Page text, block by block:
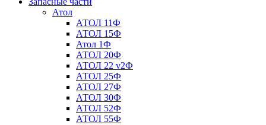
Атол
АТОЛ 11Ф
АТОЛ 15Ф
Атол 1Ф
АТОЛ 20Ф
АТОЛ 22 v2Ф
АТОЛ 25Ф
АТОЛ 27Ф
АТОЛ 30Ф
АТОЛ 52Ф
АТОЛ 55Ф